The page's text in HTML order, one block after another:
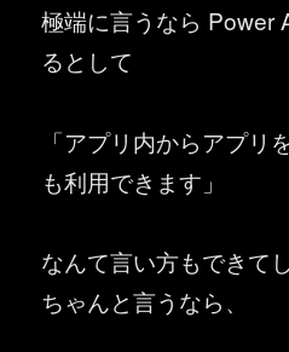
極端に言うなら Power
るとして
「アプリ内からアプリ
も利用できます」
なんて言い方もできて
ちゃんと言うなら、